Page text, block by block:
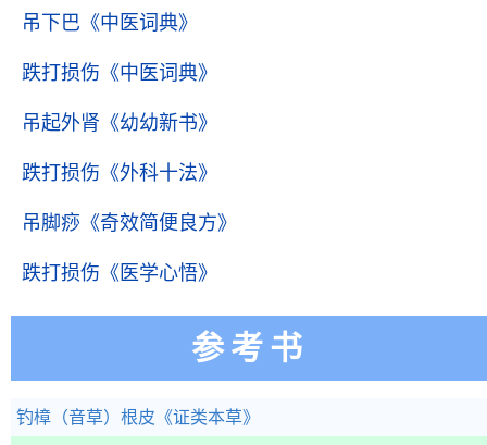
吊下巴 《中医词典》
跌打损伤 《中医词典》
吊起外肾 《幼幼新书》
跌打损伤 《外科十法》
吊脚痧 《奇效简便良方》
跌打损伤 《医学心悟》
参考书
钓樟（音草）根皮 《证类本草》